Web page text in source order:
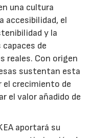
una cultura
accesibilidad, el
y la
de
reales. Con origen
sustentan esta
el crecimiento de
el valor añadido de
aportará su